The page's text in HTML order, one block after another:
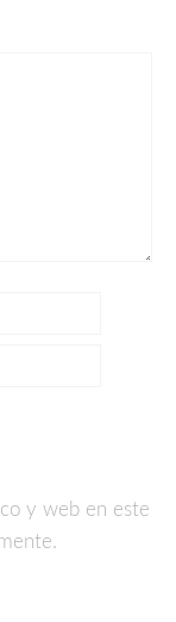
y web en este